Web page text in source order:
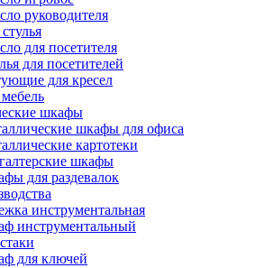
руководителя
для посетителя
для посетителей
для кресел
шкафы
шкафы для офиса
картотеки
шкафы
для раздевалок
инструментальная
инструментальный
для ключей